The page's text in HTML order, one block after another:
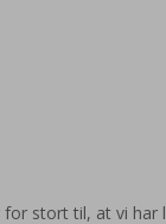
stort til, at vi har